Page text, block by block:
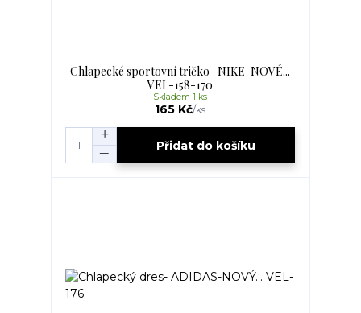
Chlapecké sportovní tričko- NIKE-NOVÉ...
VEL-158-170
165 Kč/ks
Skladem 1 ks
Přidat do košíku